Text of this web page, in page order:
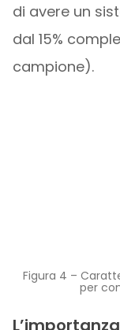
di avere un
dal 15%
campione).
Figura 4 –
per